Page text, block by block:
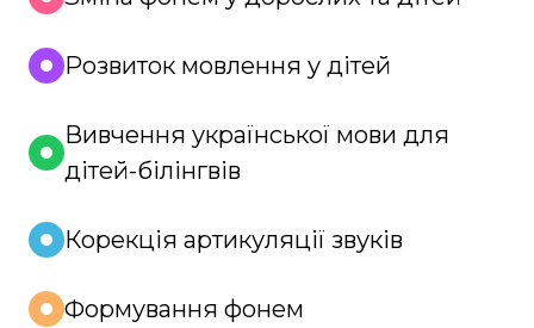
Розвиток мовлення у дітей
Вивчення української мови для
дітей-білінгвів
Корекція артикуляції звуків
Формування фонем